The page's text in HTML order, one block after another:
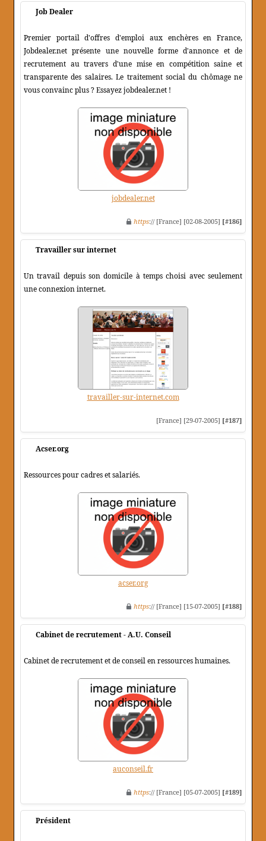
Job Dealer
Premier portail d'offres d'emploi aux enchères en France,
Jobdealer.net présente une nouvelle forme d'annonce et de
recrutement au travers d'une mise en compétition saine et
transparente des salaires. Le traitement social du chômage ne
vous convainc plus ? Essayez jobdealer.net !
jobdealer.net
https:// [France] [02-08-2005] [#186]
Travailler sur internet
Un travail depuis son domicile à temps choisi avec seulement
une connexion internet.
travailler-sur-internet.com
[France] [29-07-2005] [#187]
Acser.org
Ressources pour cadres et salariés.
acser.org
https:// [France] [15-07-2005] [#188]
Cabinet de recrutement - A.U. Conseil
Cabinet de recrutement et de conseil en ressources humaines.
auconseil.fr
https:// [France] [05-07-2005] [#189]
Président